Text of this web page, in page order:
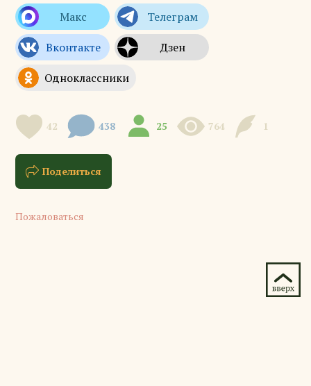
42 438 25 764 1
Поделиться
Пожаловаться